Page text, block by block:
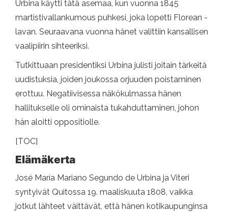
Urbina käytti tätä asemaa, kun vuonna 1845
martistivallankumous puhkesi, joka lopetti Florean -
lavan. Seuraavana vuonna hänet valittiin kansallisen
vaalipiirin sihteeriksi.
Tutkittuaan presidentiksi Urbina julisti joitain tärkeitä
uudistuksia, joiden joukossa orjuuden poistaminen
erottuu. Negatiivisessa näkökulmassa hänen
hallitukselle oli ominaista tukahduttaminen, johon
hän aloitti oppositiolle.
[TOC]
Elämäkerta
José María Mariano Segundo de Urbina ja Viteri
syntyivät Quitossa 19. maaliskuuta 1808, vaikka
jotkut lähteet väittävät, että hänen kotikaupunginsa